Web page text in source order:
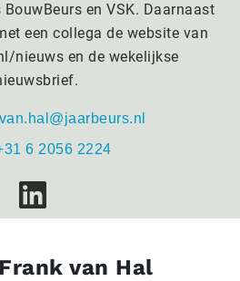
en VSK. Daarnaast
een collega de website van
nieuws en de wekelijkse
6 2056 2224
van Hal